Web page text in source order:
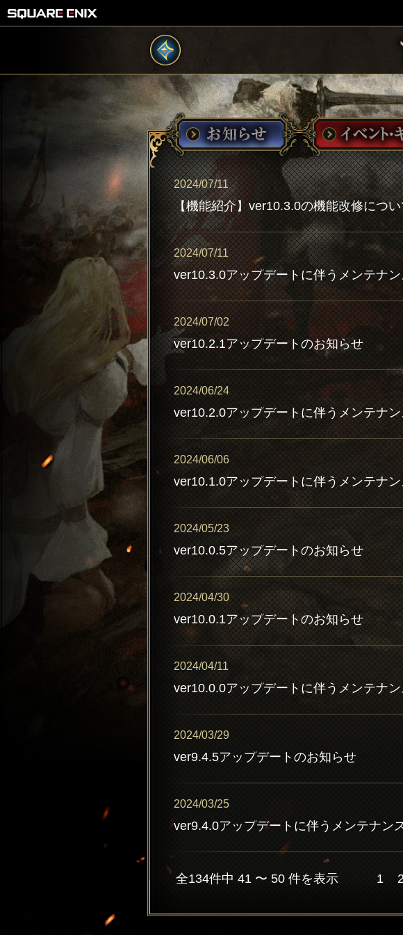
2024/07/11
【機能紹介】ver10.3.0の機能改修につ
2024/07/11
ver10.3.0アップデートに伴うメンテナ
2024/07/02
ver10.2.1アップデートのお知らせ
2024/06/24
ver10.2.0アップデートに伴うメンテナ
2024/06/06
ver10.1.0アップデートに伴うメンテナ
2024/05/23
ver10.0.5アップデートのお知らせ
2024/04/30
ver10.0.1アップデートのお知らせ
2024/04/11
ver10.0.0アップデートに伴うメンテナ
2024/03/29
ver9.4.5アップデートのお知らせ
2024/03/25
ver9.4.0アップデートに伴うメンテナン
全134件中 41 〜 50 件を表示 1